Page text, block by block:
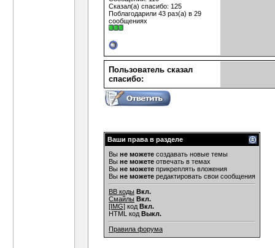
Сказал(а) спасибо: 125
Поблагодарили 43 раз(а) в 29
сообщениях
Пользователь сказал
cпасибо:
Ваши права в разделе
Вы не можете создавать новые темы
Вы не можете отвечать в темах
Вы не можете прикреплять вложения
Вы не можете редактировать свои сообщения
BB коды Вкл.
Смайлы Вкл.
[IMG] код Вкл.
HTML код Выкл.
Правила форума